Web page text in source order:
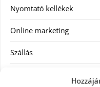
Nyomtató kellékek
Online marketing
Szállás